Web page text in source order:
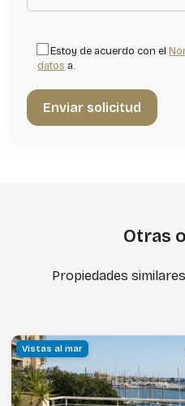
Estoy de acuerdo con el
datos a.
Otras
Propiedades
Vistas al mar